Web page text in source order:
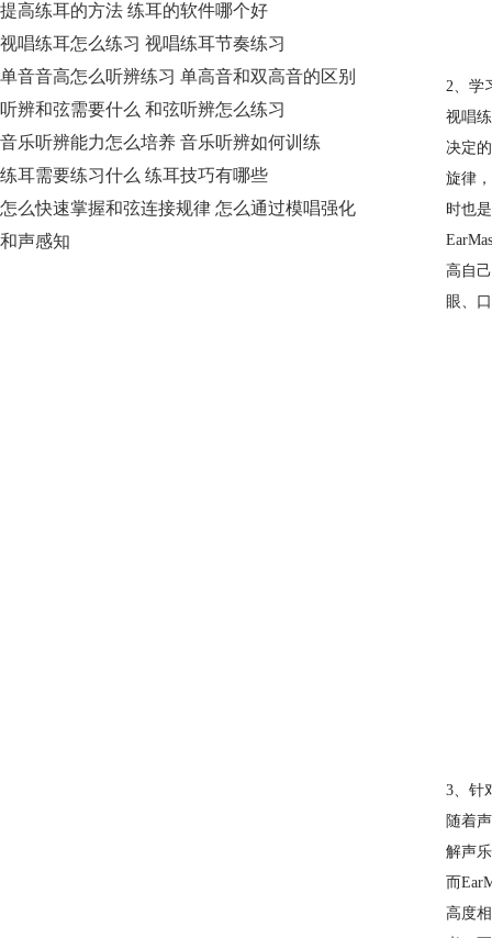
提高练耳的方法 练耳的软件哪个好
视唱练耳怎么练习 视唱练耳节奏练习
单音音高怎么听辨练习 单高音和双高音的区别
听辨和弦需要什么 和弦听辨怎么练习
音乐听辨能力怎么培养 音乐听辨如何训练
练耳需要练习什么 练耳技巧有哪些
怎么快速掌握和弦连接规律 怎么通过模唱强化
和声感知
2、学
视唱
决定
旋律
时也
高自
眼、
3、针
随着
解声
而
高度